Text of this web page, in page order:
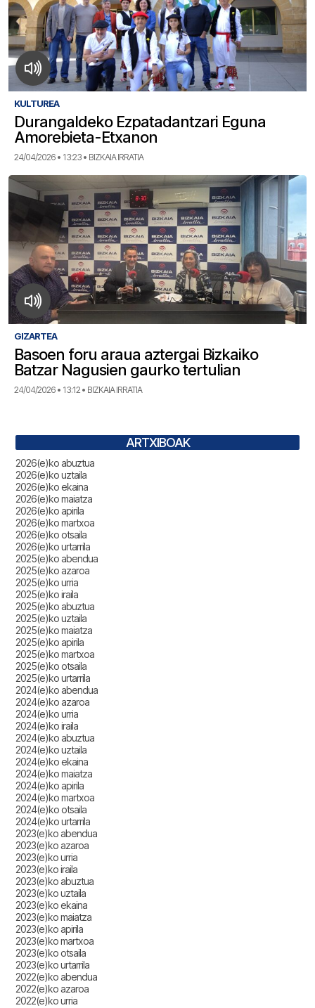
KULTUREA
Durangaldeko Ezpatadantzari Eguna
Amorebieta-Etxanon
24/04/2026 • 13:23 • BIZKAIA IRRATIA
GIZARTEA
Basoen foru araua aztergai Bizkaiko
Batzar Nagusien gaurko tertulian
24/04/2026 • 13:12 • BIZKAIA IRRATIA
ARTXIBOAK
2026(e)ko abuztua
2026(e)ko uztaila
2026(e)ko ekaina
2026(e)ko maiatza
2026(e)ko apirila
2026(e)ko martxoa
2026(e)ko otsaila
2026(e)ko urtarrila
2025(e)ko abendua
2025(e)ko azaroa
2025(e)ko urria
2025(e)ko iraila
2025(e)ko abuztua
2025(e)ko uztaila
2025(e)ko maiatza
2025(e)ko apirila
2025(e)ko martxoa
2025(e)ko otsaila
2025(e)ko urtarrila
2024(e)ko abendua
2024(e)ko azaroa
2024(e)ko urria
2024(e)ko iraila
2024(e)ko abuztua
2024(e)ko uztaila
2024(e)ko ekaina
2024(e)ko maiatza
2024(e)ko apirila
2024(e)ko martxoa
2024(e)ko otsaila
2024(e)ko urtarrila
2023(e)ko abendua
2023(e)ko azaroa
2023(e)ko urria
2023(e)ko iraila
2023(e)ko abuztua
2023(e)ko uztaila
2023(e)ko ekaina
2023(e)ko maiatza
2023(e)ko apirila
2023(e)ko martxoa
2023(e)ko otsaila
2023(e)ko urtarrila
2022(e)ko abendua
2022(e)ko azaroa
2022(e)ko urria